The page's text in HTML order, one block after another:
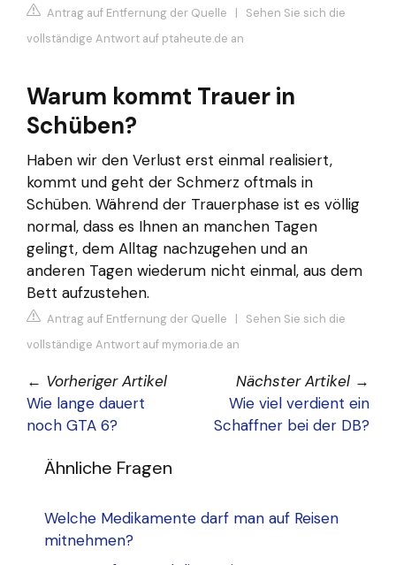
Antrag auf Entfernung der Quelle | Sehen Sie sich die
vollständige Antwort auf ptaheute.de an
Warum kommt Trauer in
Schüben?
Haben wir den Verlust erst einmal realisiert,
kommt und geht der Schmerz oftmals in
Schüben. Während der Trauerphase ist es völlig
normal, dass es Ihnen an manchen Tagen
gelingt, dem Alltag nachzugehen und an
anderen Tagen wiederum nicht einmal, aus dem
Bett aufzustehen.
Antrag auf Entfernung der Quelle | Sehen Sie sich die
vollständige Antwort auf mymoria.de an
← Vorheriger Artikel
Wie lange dauert
noch GTA 6?
Nächster Artikel →
Wie viel verdient ein
Schaffner bei der DB?
Ähnliche Fragen
Welche Medikamente darf man auf Reisen
mitnehmen?